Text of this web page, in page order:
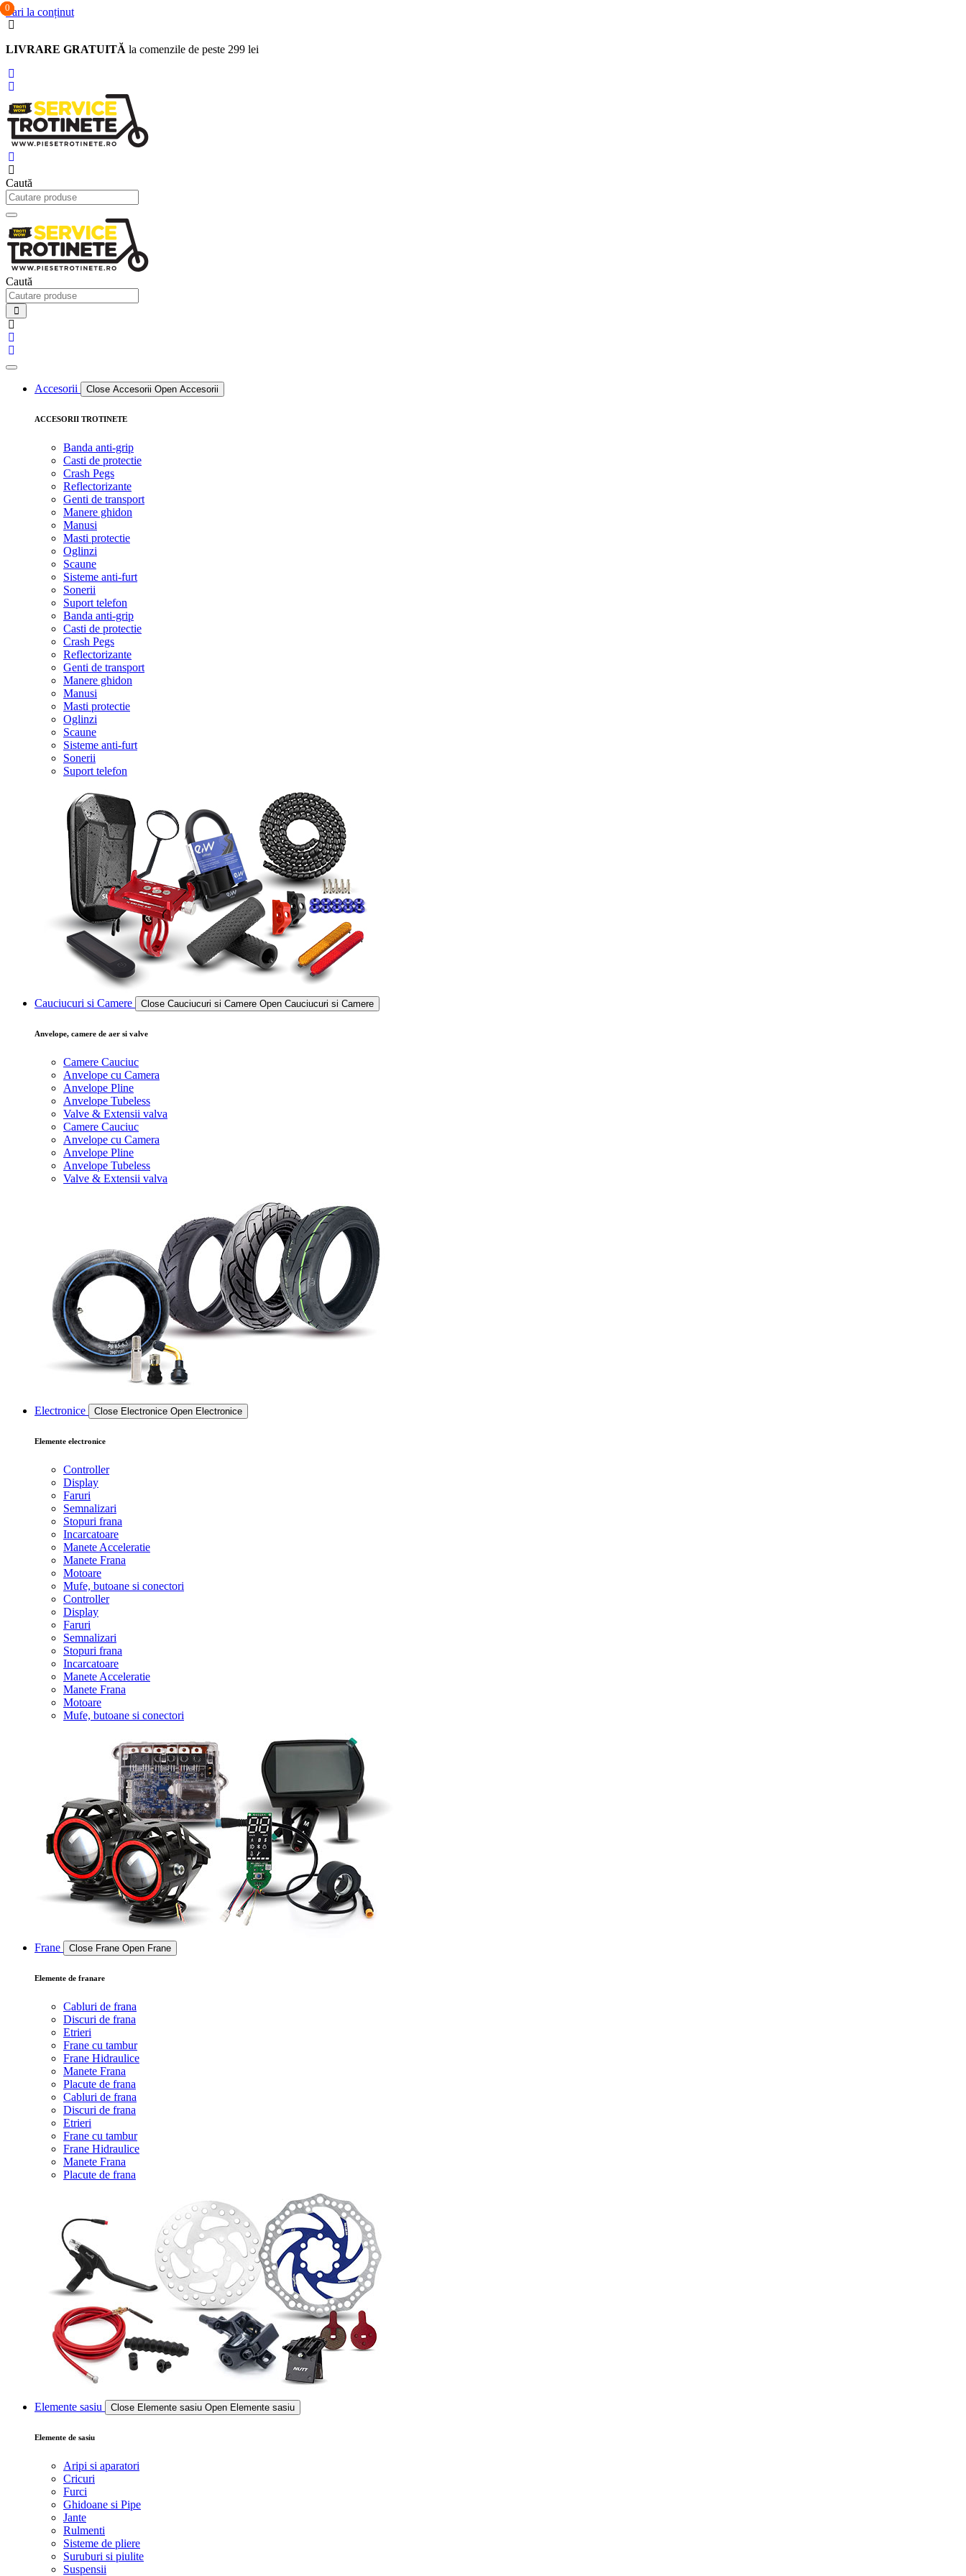
Sari la conținut
LIVRARE GRATUITĂ la comenzile de peste 299 lei
0
Caută
Caută
0
0
Accesorii Close Accesorii Open Accesorii
ACCESORII TROTINETE
Banda anti-grip
Casti de protectie
Crash Pegs
Reflectorizante
Genti de transport
Manere ghidon
Manusi
Masti protectie
Oglinzi
Scaune
Sisteme anti-furt
Sonerii
Suport telefon
Banda anti-grip
Casti de protectie
Crash Pegs
Reflectorizante
Genti de transport
Manere ghidon
Manusi
Masti protectie
Oglinzi
Scaune
Sisteme anti-furt
Sonerii
Suport telefon
Cauciucuri si Camere Close Cauciucuri si Camere Open Cauciucuri si Camere
Anvelope, camere de aer si valve
Camere Cauciuc
Anvelope cu Camera
Anvelope Pline
Anvelope Tubeless
Valve & Extensii valva
Camere Cauciuc
Anvelope cu Camera
Anvelope Pline
Anvelope Tubeless
Valve & Extensii valva
Electronice Close Electronice Open Electronice
Elemente electronice
Controller
Display
Faruri
Semnalizari
Stopuri frana
Incarcatoare
Manete Acceleratie
Manete Frana
Motoare
Mufe, butoane si conectori
Controller
Display
Faruri
Semnalizari
Stopuri frana
Incarcatoare
Manete Acceleratie
Manete Frana
Motoare
Mufe, butoane si conectori
Frane Close Frane Open Frane
Elemente de franare
Cabluri de frana
Discuri de frana
Etrieri
Frane cu tambur
Frane Hidraulice
Manete Frana
Placute de frana
Cabluri de frana
Discuri de frana
Etrieri
Frane cu tambur
Frane Hidraulice
Manete Frana
Placute de frana
Elemente sasiu Close Elemente sasiu Open Elemente sasiu
Elemente de sasiu
Aripi si aparatori
Cricuri
Furci
Ghidoane si Pipe
Jante
Rulmenti
Sisteme de pliere
Suruburi si piulite
Suspensii